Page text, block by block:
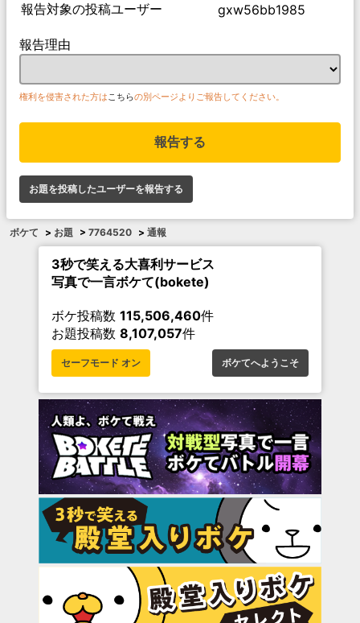
報告対象の投稿ユーザー
gxw56bb1985
報告理由
権利を侵害された方はこちらの別ページよりご報告してください。
報告する
お題を投稿したユーザーを報告する
ボケて > お題 > 7764520 > 通報
3秒で笑える大喜利サービス
写真で一言ボケて(bokete)
ボケ投稿数 115,506,460件
お題投稿数 8,107,057件
セーフモード オン ボケてへようこそ